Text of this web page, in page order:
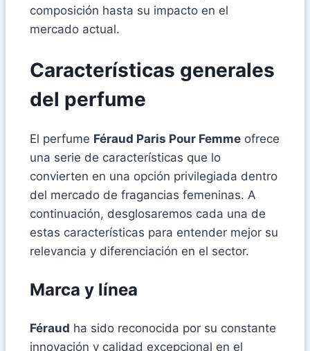
composición hasta su impacto en el
mercado actual.
Características generales
del perfume
El perfume Féraud Paris Pour Femme ofrece
una serie de características que lo
convierten en una opción privilegiada dentro
del mercado de fragancias femeninas. A
continuación, desglosaremos cada una de
estas características para entender mejor su
relevancia y diferenciación en el sector.
Marca y línea
Féraud ha sido reconocida por su constante
innovación y calidad excepcional en el